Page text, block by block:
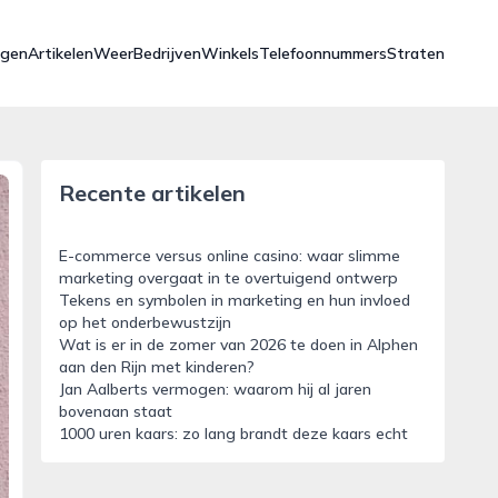
ArtikelenWeerBedrijvenWinkelsTelefoonnummersStraten
Recente artikelen
E-commerce versus online casino: waar slimme
marketing overgaat in te overtuigend ontwerp
Tekens en symbolen in marketing en hun invloed
op het onderbewustzijn
Wat is er in de zomer van 2026 te doen in Alphen
aan den Rijn met kinderen?
Jan Aalberts vermogen: waarom hij al jaren
bovenaan staat
1000 uren kaars: zo lang brandt deze kaars echt